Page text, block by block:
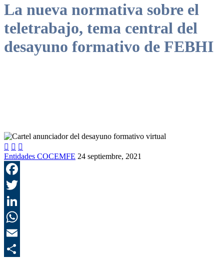
La nueva normativa sobre el
teletrabajo, tema central del
desayuno formativo de FEBHI
  
Entidades COCEMFE 24 septiembre, 2021